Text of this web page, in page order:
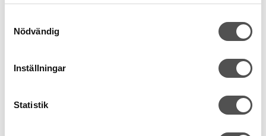
Nödvändig
Inställningar
Statistik
235 kr 235 kr
Finns i lager